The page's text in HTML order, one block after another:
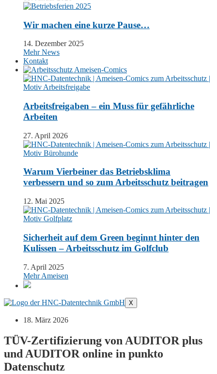
Wir machen eine kurze Pause…
14. Dezember 2025
Mehr News
Kontakt
Arbeitsfreigaben – ein Muss für gefährliche
Arbeiten
27. April 2026
Warum Vierbeiner das Betriebsklima
verbessern und so zum Arbeitsschutz beitragen
12. Mai 2025
Sicherheit auf dem Green beginnt hinter den
Kulissen – Arbeitsschutz im Golfclub
7. April 2025
Mehr Ameisen
X
18. März 2026
TÜV-Zertifizierung von AUDITOR plus
und AUDITOR online in punkto
Datenschutz